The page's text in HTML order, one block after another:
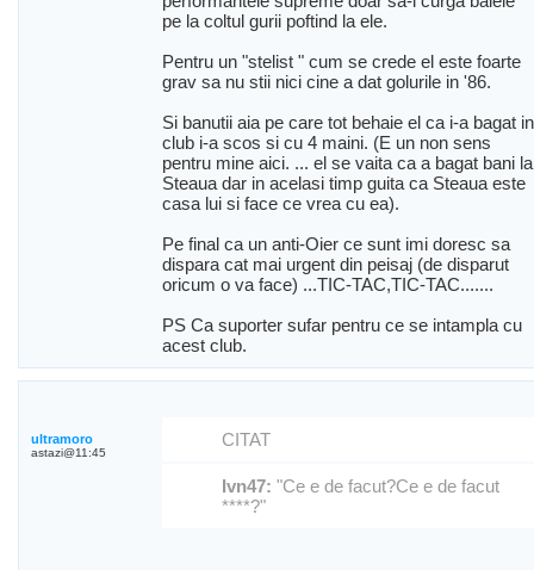
pe la coltul gurii poftind la ele.
Pentru un "stelist " cum se crede el este foarte
grav sa nu stii nici cine a dat golurile in '86.
Si banutii aia pe care tot behaie el ca i-a bagat in
club i-a scos si cu 4 maini. (E un non sens
pentru mine aici. ... el se vaita ca a bagat bani la
Steaua dar in acelasi timp guita ca Steaua este
casa lui si face ce vrea cu ea).
Pe final ca un anti-Oier ce sunt imi doresc sa
dispara cat mai urgent din peisaj (de disparut
oricum o va face) ...TIC-TAC,TIC-TAC.......
PS Ca suporter sufar pentru ce se intampla cu
acest club.
ultramoro
astazi@11:45
CITAT
Ivn47: "Ce e de facut?Ce e de facut
****?"